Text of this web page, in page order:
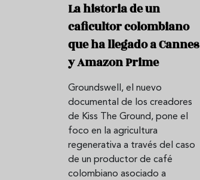
La historia de un
caficultor colombiano
que ha llegado a Cannes
y Amazon Prime
Groundswell, el nuevo
documental de los creadores
de Kiss The Ground, pone el
foco en la agricultura
regenerativa a través del caso
de un productor de café
colombiano asociado a
Aceitunas: el aperitivo estrella
del verano